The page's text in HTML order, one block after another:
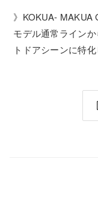
》KOKUA- MAKUA
モデル通常ライン
トドアシーンに特